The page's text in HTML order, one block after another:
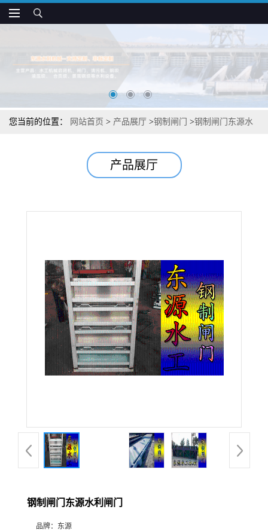
您当前的位置： 网站首页 > 产品展厅 >钢制闸门 >钢制闸门东源水
产品展厅
钢制闸门东源水利闸门
品牌： 东源